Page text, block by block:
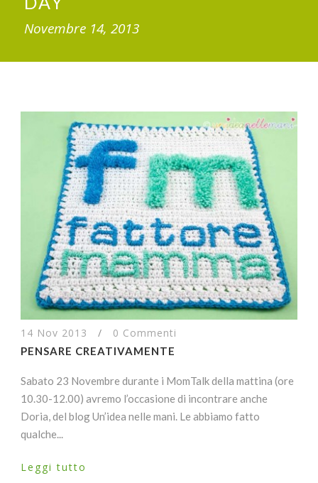
Novembre 14, 2013
14 Nov 2013 / 0 Commenti
PENSARE CREATIVAMENTE
Sabato 23 Novembre durante i MomTalk della mattina (ore
10.30-12.00) avremo l’occasione di incontrare anche
Doria, del blog Un’idea nelle mani. Le abbiamo fatto
qualche...
Leggi tutto